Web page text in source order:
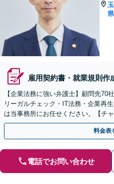
玉
県
雇用契約書・就業規則作
【企業法務に強い弁護士】顧問先70
リーガルチェック・IT法務・企業再
は当事務所にお任せください。【チ
応】
料金表
電話でお問い合わせ